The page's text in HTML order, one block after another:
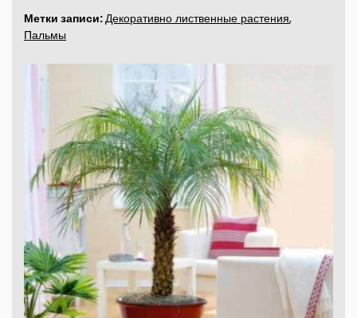
Метки записи:Декоративно лиственные растения,
Пальмы